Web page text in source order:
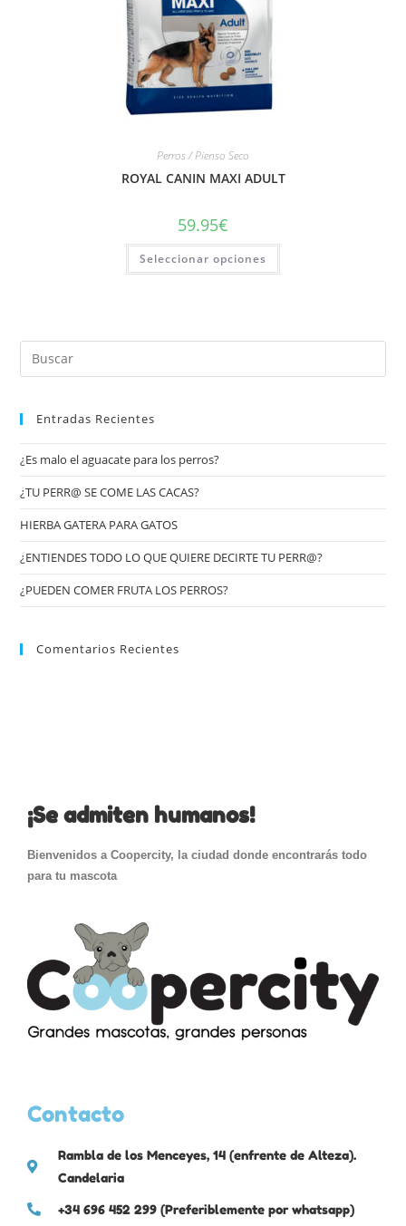
Perros / Pienso Seco
ROYAL CANIN MAXI ADULT
59.95€
Seleccionar opciones
Entradas Recientes
¿Es malo el aguacate para los perros?
¿TU PERR@ SE COME LAS CACAS?
HIERBA GATERA PARA GATOS
¿ENTIENDES TODO LO QUE QUIERE DECIRTE TU PERR@?
¿PUEDEN COMER FRUTA LOS PERROS?
Comentarios Recientes
¡Se admiten humanos!
Bienvenidos a Coopercity, la ciudad donde encontrarás todo
para tu mascota
Contacto
Rambla de los Menceyes, 14 (enfrente de Alteza).
Candelaria
+34 696 452 299 (Preferiblemente por whatsapp)